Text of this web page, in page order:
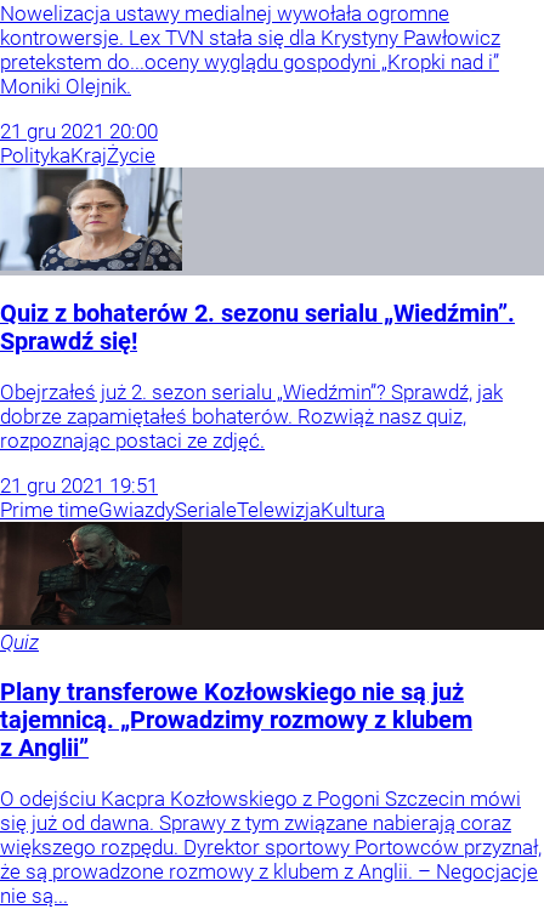
Nowelizacja ustawy medialnej wywołała ogromne
kontrowersje. Lex TVN stała się dla Krystyny Pawłowicz
pretekstem do...oceny wyglądu gospodyni „Kropki nad i”
Moniki Olejnik.
21 gru 2021 20:00
PolitykaKrajŻycie
Quiz z bohaterów 2. sezonu serialu „Wiedźmin”.
Sprawdź się!
Obejrzałeś już 2. sezon serialu „Wiedźmin”? Sprawdź, jak
dobrze zapamiętałeś bohaterów. Rozwiąż nasz quiz,
rozpoznając postaci ze zdjęć.
21 gru 2021 19:51
Prime timeGwiazdySerialeTelewizjaKultura
Quiz
Plany transferowe Kozłowskiego nie są już
tajemnicą. „Prowadzimy rozmowy z klubem
z Anglii”
O odejściu Kacpra Kozłowskiego z Pogoni Szczecin mówi
się już od dawna. Sprawy z tym związane nabierają coraz
większego rozpędu. Dyrektor sportowy Portowców przyznał,
że są prowadzone rozmowy z klubem z Anglii. – Negocjacje
nie są...